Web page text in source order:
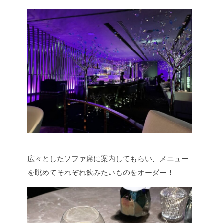
広々としたソファ席に案内してもらい、メニュー
を眺めてそれぞれ飲みたいものをオーダー！